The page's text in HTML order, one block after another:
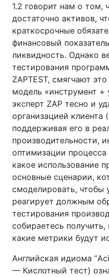
1.2 говорит нам о том,
достаточно активов,
краткосрочные
финансовый
ликвидность. Однако
тестирования
ZAPTEST, смягчают
модель «инструмент +
эксперт ZAP тесно и
организацией клиента
поддерживая его в
производительности,
оптимизации
какое использование
основные сценарии,
смоделировать, чтобы
реагирует должным
тестирования
собираетесь
какие метрики будут
Английская идиома
— Кислотный тест)